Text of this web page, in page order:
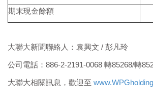
期末現金餘額
大聯大新聞聯絡人：袁興文 / 彭凡玲
公司電話：886-2-2191-0068 轉85268/轉
大聯大相關訊息，歡迎至